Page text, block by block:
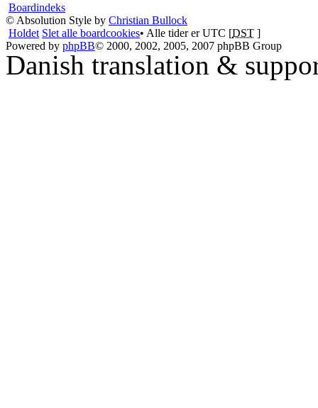
Boardindeks
© Absolution Style by Christian Bullock
Holdet Slet alle boardcookies• Alle tider er UTC [DST ]
Powered by phpBB© 2000, 2002, 2005, 2007 phpBB Group
Danish translation &